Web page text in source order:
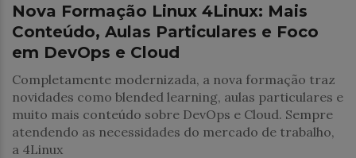
Nova Formação Linux 4Linux: Mais
Conteúdo, Aulas Particulares e Foco
em DevOps e Cloud
Completamente modernizada, a nova formação traz
novidades como blended learning, aulas particulares e
muito mais conteúdo sobre DevOps e Cloud. Sempre
atendendo as necessidades do mercado de trabalho,
a 4Linux